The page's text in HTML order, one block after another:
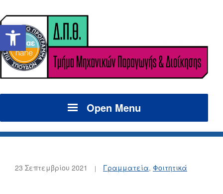
Ανοίξτε τη γραμμή εργαλείων
Open Menu
23 Σεπτεμβρίου 2021 Γραμματεία, Φοιτητικά